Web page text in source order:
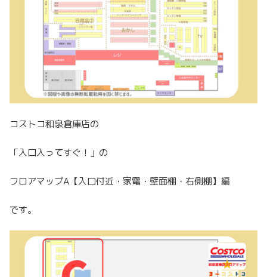
コストコ和泉倉庫店の
「入口入ってすぐ！」の
フロアマップA【入口付近・家電・壁面棚・右側棚】編
です。